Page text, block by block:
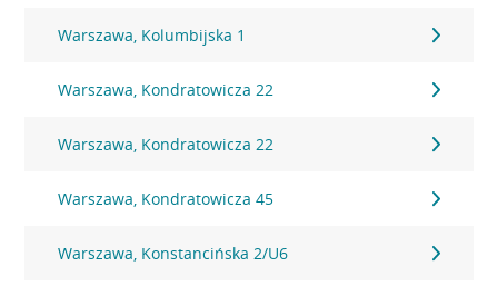
Warszawa, Kolumbijska 1
Warszawa, Kondratowicza 22
Warszawa, Kondratowicza 22
Warszawa, Kondratowicza 45
Warszawa, Konstancińska 2/U6